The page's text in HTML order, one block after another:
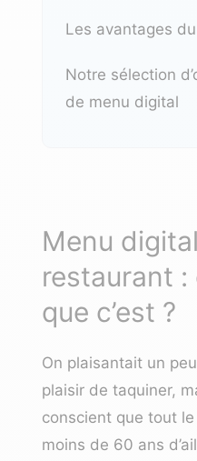
Les avantages
Notre sélection
de menu digital
Menu
restaurant :
que c’est ?
On plaisantait un
plaisir de taquiner,
conscient que tout
moins de 60 ans